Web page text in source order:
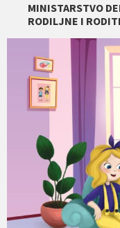
MINISTARSTVO
RODILJNE I